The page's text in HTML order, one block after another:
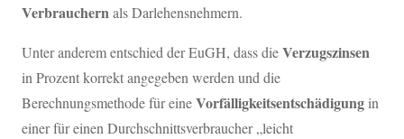
Verbrauchernals Darlehensnehmern.
Unter anderem entschied der EuGH, dass dieVerzugszinsen
in Prozent korrekt angegeben werden und die
Berechnungsmethode für eineVorfälligkeitsentschädigungin
einer für einen Durchschnittsverbraucher „leicht